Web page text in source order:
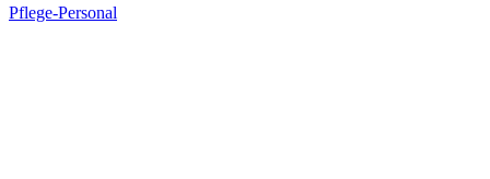
Pflege-Personal